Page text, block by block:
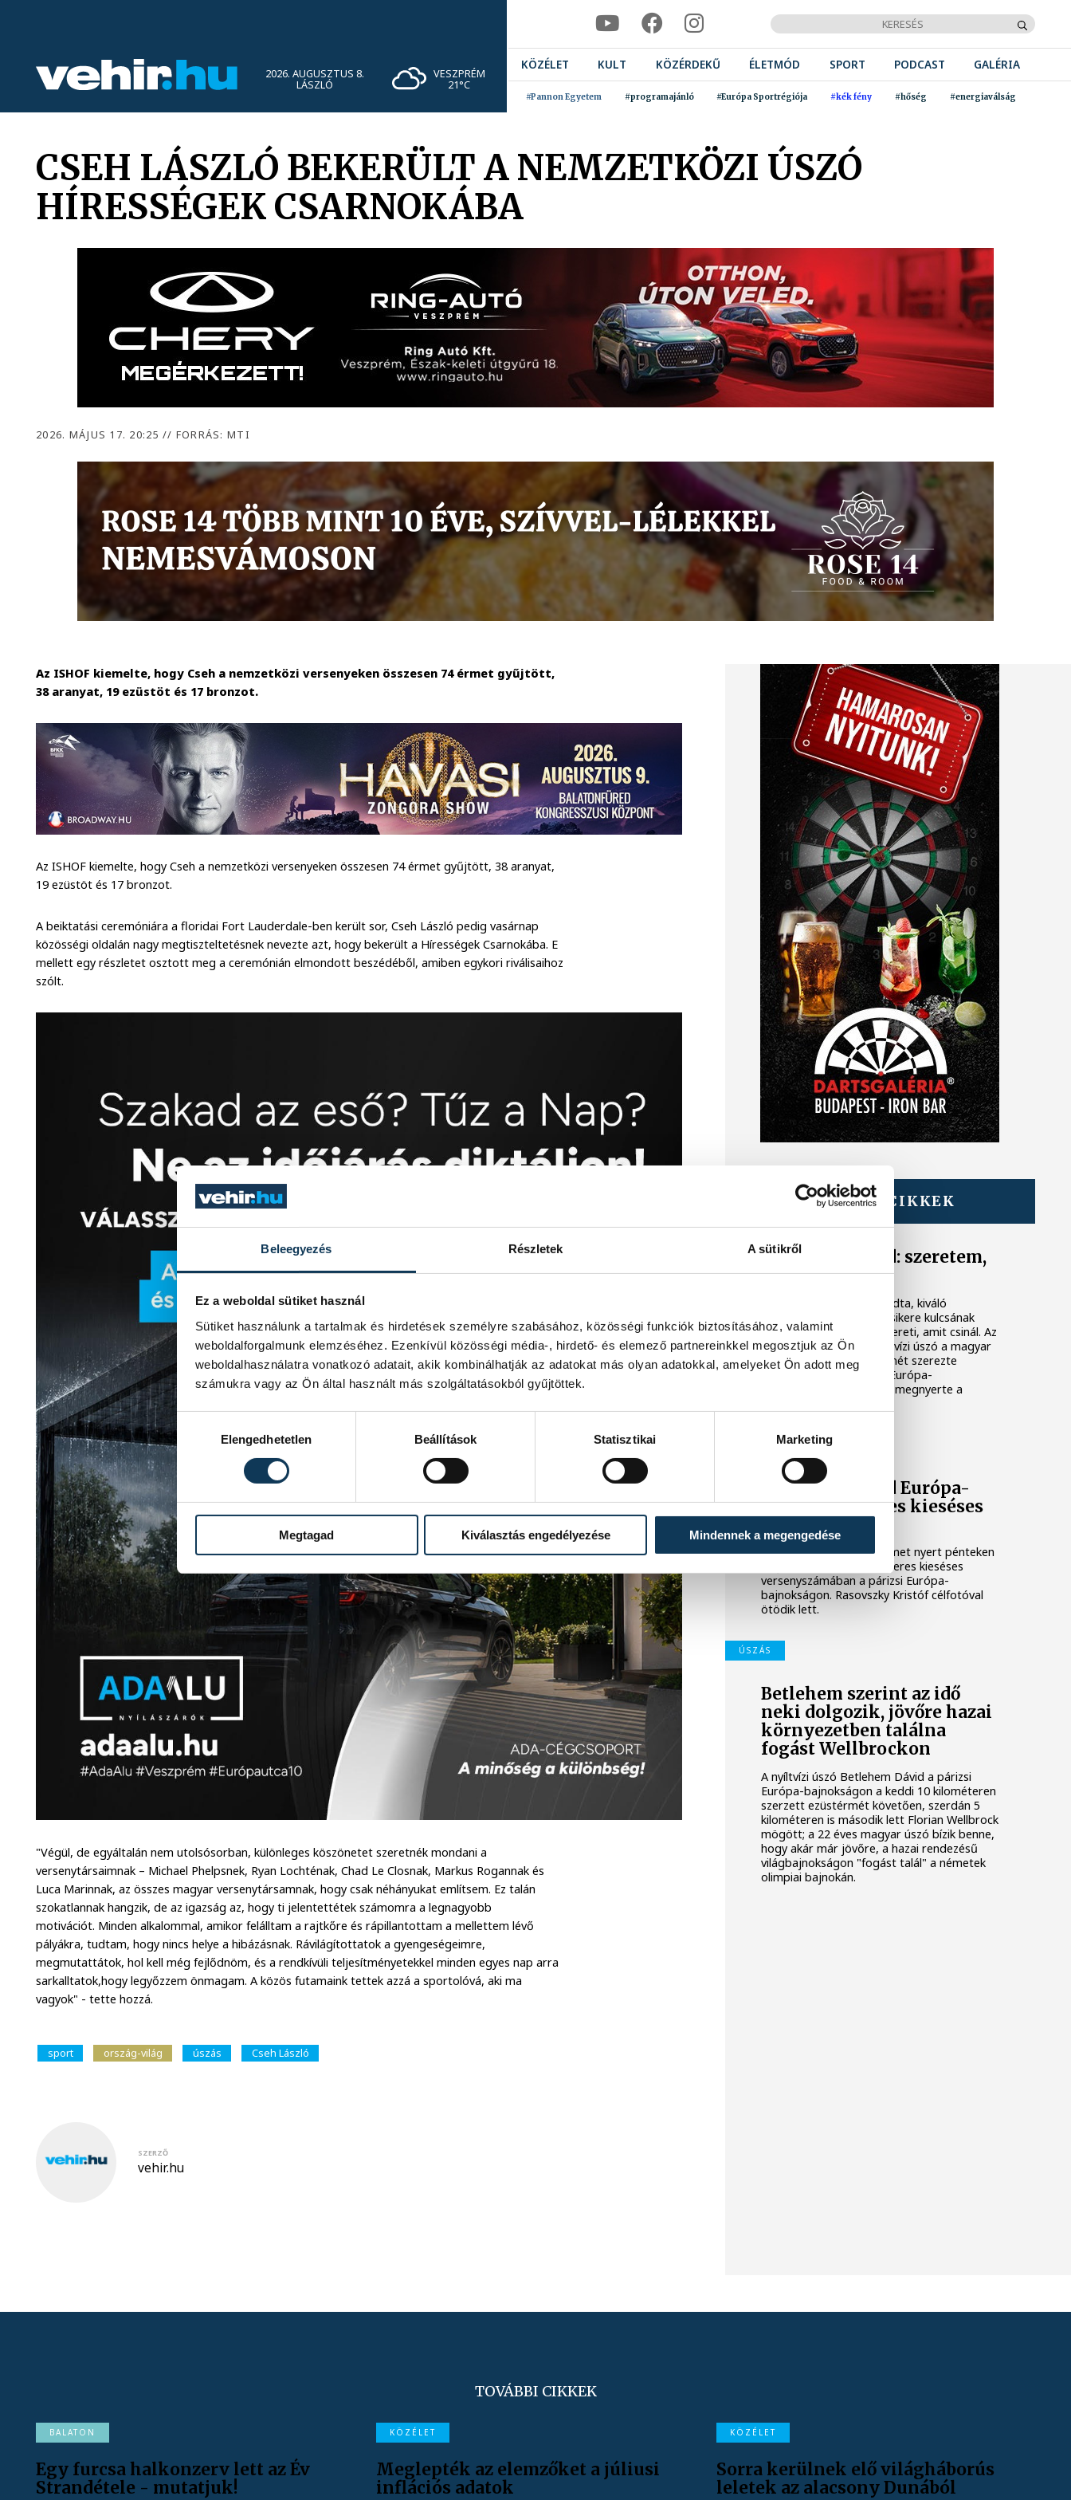
Beleegyezés Részletek A sütikről
Ez a weboldal sütiket használ
Sütiket használunk a tartalmak és hirdetések személyre szabásához, közösségi funkciók biztosításához, valamint
weboldalforgalmunk elemzéséhez. Ezenkívül közösségi média-, hirdető- és elemező partnereinkkel megosztjuk az Ön
weboldalhasználatra vonatkozó adatait, akik kombinálhatják az adatokat más olyan adatokkal, amelyeket Ön adott meg
számukra vagy az Ön által használt más szolgáltatásokból gyűjtöttek.
Elengedhetetlen
Beállítások Statisztikai Marketing
Megtagad Kiválasztás engedélyezése Mindennek a megengedése
2026. AUGUSZTUS 8.
LÁSZLÓ
VESZPRÉM
21°C
KÖZÉLET KULT KÖZÉRDEKŰ ÉLETMÓD SPORT PODCAST GALÉRIA
#Pannon Egyetem #programajánló #Európa Sportrégiója #kék fény #hőség #energiaválság
CSEH LÁSZLÓ BEKERÜLT A NEMZETKÖZI ÚSZÓ
HÍRESSÉGEK CSARNOKÁBA
2026. MÁJUS 17. 20:25// FORRÁS: MTI
Az ISHOF kiemelte, hogy Cseh a nemzetközi versenyeken összesen 74 érmet gyűjtött,
38 aranyat, 19 ezüstöt és 17 bronzot.
Az ISHOF kiemelte, hogy Cseh a nemzetközi versenyeken összesen 74 érmet gyűjtött, 38 aranyat,
19 ezüstöt és 17 bronzot.
A beiktatási ceremóniára a floridai Fort Lauderdale-ben került sor, Cseh László pedig vasárnap
közösségi oldalán nagy megtiszteltetésnek nevezte azt, hogy bekerült a Hírességek Csarnokába. E
mellett egy részletet osztott meg a ceremónián elmondott beszédéből, amiben egykori riválisaihoz
szólt.
"Végül, de egyáltalán nem utolsósorban, különleges köszönetet szeretnék mondani a
versenytársaimnak – Michael Phelpsnek, Ryan Lochténak, Chad Le Closnak, Markus Rogannak és
Luca Marinnak, az összes magyar versenytársamnak, hogy csak néhányukat említsem. Ez talán
szokatlannak hangzik, de az igazság az, hogy ti jelentettétek számomra a legnagyobb
motivációt. Minden alkalommal, amikor felálltam a rajtkőre és rápillantottam a mellettem lévő
pályákra, tudtam, hogy nincs helye a hibázásnak. Rávilágítottatok a gyengeségeimre,
megmutattátok, hol kell még fejlődnöm, és a rendkívüli teljesítményetekkel minden egyes nap arra
sarkalltatok,hogy legyőzzem önmagam. A közös futamaink tettek azzá a sportolóvá, aki ma
vagyok" - tette hozzá.
sport ország-világ úszás Cseh László
SZERZŐ
vehir.hu
TOVÁBBI CIKKEK
Betlehem Dávid: szeretem,
amit csinálok
Betlehem Dávid azt mondta, kiváló
formában érzi magát, a sikere kulcsának
pedig azt tartja, hogy szereti, amit csinál. Az
olimpiai bronzérmes nyíltvízi úszó a magyar
küldöttség első aranyérmét szerezte
pénteken a párizsi vizes Európa-
bajnokságon azzal, hogy megnyerte a
Betlehem Dávid Európa-
bajnok a 3 km-es kieséses
versenyben!
Betlehem Dávid aranyérmet nyert pénteken
a nyíltvízi úszók 3 kilométeres kieséses
versenyszámában a párizsi Európa-
bajnokságon. Rasovszky Kristóf célfotóval
ötödik lett.
ÚSZÁS
Betlehem szerint az idő
neki dolgozik, jövőre hazai
környezetben találna
fogást Wellbrockon
A nyíltvízi úszó Betlehem Dávid a párizsi
Európa-bajnokságon a keddi 10 kilométeren
szerzett ezüstérmét követően, szerdán 5
kilométeren is második lett Florian Wellbrock
mögött; a 22 éves magyar úszó bízik benne,
hogy akár már jövőre, a hazai rendezésű
világbajnokságon "fogást talál" a németek
olimpiai bajnokán.
TOVÁBBI CIKKEK
BALATON
Egy furcsa halkonzerv lett az Év
Strandétele - mutatjuk!
KÖZÉLET
Meglepték az elemzőket a júliusi
inflációs adatok
KÖZÉLET
Sorra kerülnek elő világháborús
leletek az alacsony Dunából